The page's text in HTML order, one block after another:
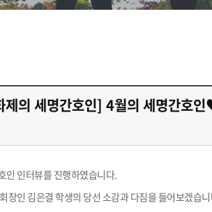
제의 세명간호인] 4월의 세명간호
인 인터뷰를 진행하였습니다.
장인 김은결 학생의 당선 소감과 다짐을 들어보겠습